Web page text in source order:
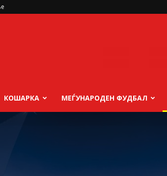
КОШАРКА МЕЃУНАРОДЕН ФУДБАЛ